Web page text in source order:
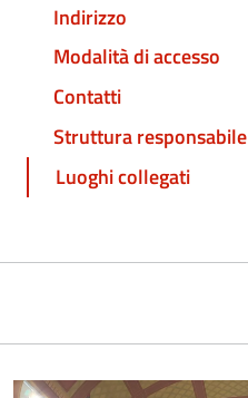
Indirizzo
Modalità di accesso
Contatti
Struttura responsabile
Luoghi collegati